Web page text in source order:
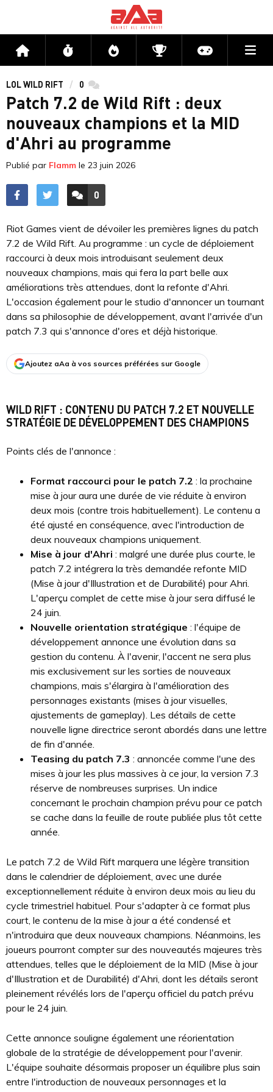
Accueil Flux Directs CompétitionsActu jeux
LOL WILD RIFT 0 commentaires
Patch 7.2 de Wild Rift : deux
nouveaux champions et la MID
d'Ahri au programme
Publié par Flamm le 23 juin 2026
ACCÉDER AUX
0
COMMENTAIRES
Riot Games vient de dévoiler les premières lignes du patch
7.2 de Wild Rift. Au programme : un cycle de déploiement
raccourci à deux mois introduisant seulement deux
nouveaux champions, mais qui fera la part belle aux
améliorations très attendues, dont la refonte d'Ahri.
L'occasion également pour le studio d'annoncer un tournant
dans sa philosophie de développement, avant l'arrivée d'un
patch 7.3 qui s'annonce d'ores et déjà historique.
Ajoutez aAa à vos sources préférées sur Google
WILD RIFT : CONTENU DU PATCH 7.2 ET NOUVELLE
STRATÉGIE DE DÉVELOPPEMENT DES CHAMPIONS
Points clés de l'annonce :
Format raccourci pour le patch 7.2 : la prochaine
mise à jour aura une durée de vie réduite à environ
deux mois (contre trois habituellement). Le contenu a
été ajusté en conséquence, avec l'introduction de
deux nouveaux champions uniquement.
Mise à jour d'Ahri : malgré une durée plus courte, le
patch 7.2 intégrera la très demandée refonte MID
(Mise à jour d'Illustration et de Durabilité) pour Ahri.
L'aperçu complet de cette mise à jour sera diffusé le
24 juin.
Nouvelle orientation stratégique : l'équipe de
développement annonce une évolution dans sa
gestion du contenu. À l'avenir, l'accent ne sera plus
mis exclusivement sur les sorties de nouveaux
champions, mais s'élargira à l'amélioration des
personnages existants (mises à jour visuelles,
ajustements de gameplay). Les détails de cette
nouvelle ligne directrice seront abordés dans une lettre
de fin d'année.
Teasing du patch 7.3 : annoncée comme l'une des
mises à jour les plus massives à ce jour, la version 7.3
réserve de nombreuses surprises. Un indice
concernant le prochain champion prévu pour ce patch
se cache dans la feuille de route publiée plus tôt cette
année.
Le patch 7.2 de Wild Rift marquera une légère transition
dans le calendrier de déploiement, avec une durée
exceptionnellement réduite à environ deux mois au lieu du
cycle trimestriel habituel. Pour s'adapter à ce format plus
court, le contenu de la mise à jour a été condensé et
n'introduira que deux nouveaux champions. Néanmoins, les
joueurs pourront compter sur des nouveautés majeures très
attendues, telles que le déploiement de la MID (Mise à jour
d'Illustration et de Durabilité) d'Ahri, dont les détails seront
pleinement révélés lors de l'aperçu officiel du patch prévu
pour le 24 juin.
Cette annonce souligne également une réorientation
globale de la stratégie de développement pour l'avenir.
L'équipe souhaite désormais proposer un équilibre plus sain
entre l'introduction de nouveaux personnages et la